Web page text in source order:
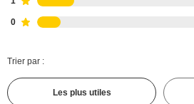
0
Trier par :
Les plus utiles